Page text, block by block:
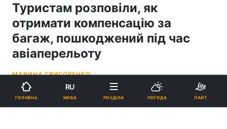
Туристам розповіли, як
отримати компенсацію за
багаж, пошкоджений під час
авіаперельоту
МАРИНА ГРИГОРЕНКО
13:59, 20.05.26
ГОЛОВНА
RU
МОВА РОЗДІЛИ ПОГОДА ЛАЙТ